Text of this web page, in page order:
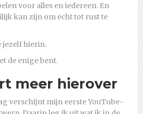
voor alles en iedereen. En
kan zijn om echt tot rust te
jezelf hierin.
de enige bent.
meer hierover
verschijnt mijn eerste YouTube-